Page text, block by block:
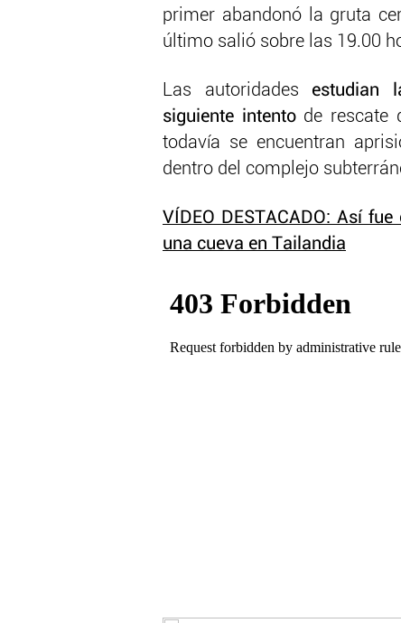
primer abandonó la gruta
último salió sobre las 19.00
Las autoridades estudian
siguiente intentode rescate
todavía se encuentran
dentro del complejo
VÍDEO DESTACADO: Así
una cueva en Tailandia